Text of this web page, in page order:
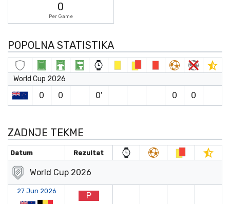
0
Per Game
POPOLNA STATISTIKA
World Cup 2026
0 0 0′ 0 0
ZADNJE TEKME
Datum Rezultat
World Cup 2026
27 Jun 2026 P